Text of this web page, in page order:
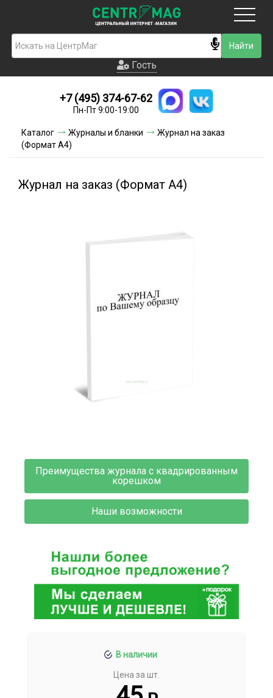
Гость
Новинки
Условия доставки
Контакты
Гость
+7 (495) 374-67-62
Пн-Пт 9:00-19:00
Каталог Журналы и бланки
Журнал на заказ
(Формат А4)
Журнал на заказ (Формат А4)
Преимущества журнала с квадрированным
корешком
Наши возможности
В наличии
Цена за шт.